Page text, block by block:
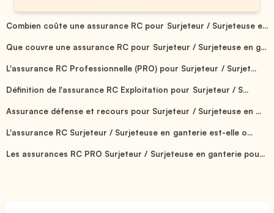
Combien coûte une assurance RC pour Surjeteur / Surjeteuse e...
Que couvre une assurance RC pour Surjeteur / Surjeteuse en g...
L'assurance RC Professionnelle (PRO) pour Surjeteur / Surjet...
Définition de l'assurance RC Exploitation pour Surjeteur / S...
Assurance défense et recours pour Surjeteur / Surjeteuse en ...
L'assurance RC Surjeteur / Surjeteuse en ganterie est-elle o...
Les assurances RC PRO Surjeteur / Surjeteuse en ganterie pou...